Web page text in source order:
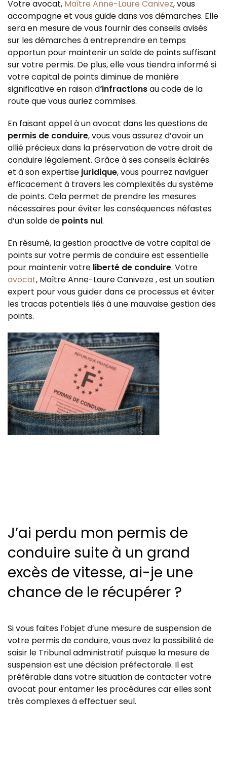
Votre avocat, Maître Anne-Laure Canivez, vous
accompagne et vous guide dans vos démarches. Elle
sera en mesure de vous fournir des conseils avisés
sur les démarches à entreprendre en temps
opportun pour maintenir un solde de points suffisant
sur votre permis. De plus, elle vous tiendra informé si
votre capital de points diminue de manière
significative en raison d‘infractionsau code de la
route que vous auriez commises.
En faisant appel à un avocat dans les questions de
permis de conduire, vous vous assurez d’avoir un
allié précieux dans la préservation de votre droit de
conduire légalement. Grâce à ses conseils éclairés
et à son expertise juridique, vous pourrez naviguer
efficacement à travers les complexités du système
de points. Cela permet de prendre les mesures
nécessaires pour éviter les conséquences néfastes
d’un solde de points nul.
En résumé, la gestion proactive de votre capital de
points sur votre permis de conduire est essentielle
pour maintenir votre liberté de conduire. Votre
avocat, Maître Anne-Laure Caniveze , est un soutien
expert pour vous guider dans ce processus et éviter
les tracas potentiels liés à une mauvaise gestion des
points.
J’ai perdu mon permis de
conduire suite à un grand
excès de vitesse, ai-je une
chance de le récupérer ?
Si vous faites l’objet d’une mesure de suspension de
votre permis de conduire, vous avez la possibilité de
saisir le Tribunal administratif puisque la mesure de
suspension est une décision préfectorale. Il est
préférable dans votre situation de contacter votre
avocat pour entamer les procédures car elles sont
très complexes à effectuer seul.